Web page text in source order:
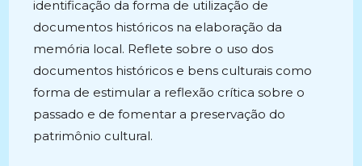
identificação da forma de utilização de
documentos históricos na elaboração da
memória local. Reflete sobre o uso dos
documentos históricos e bens culturais como
forma de estimular a reflexão crítica sobre o
passado e de fomentar a preservação do
patrimônio cultural.